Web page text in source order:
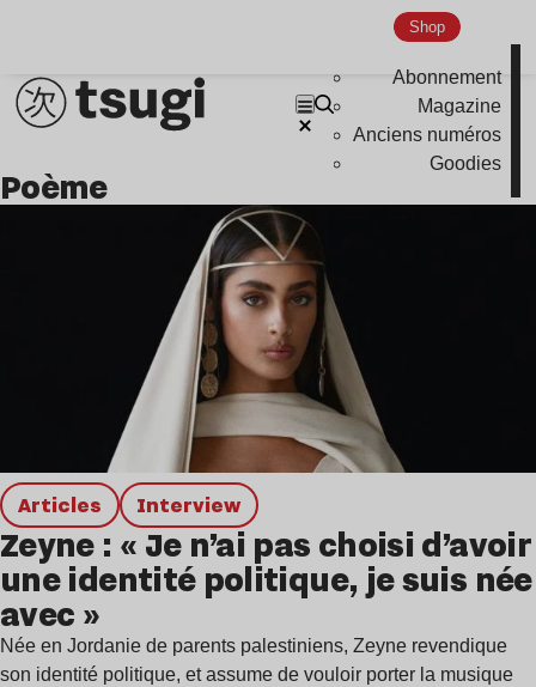
Shop
Abonnement
Magazine
Anciens numéros
Goodies
poème
Articles interview
Zeyne : « Je n’ai pas choisi d’avoir
une identité politique, je suis née
avec »
Née en Jordanie de parents palestiniens, Zeyne revendique
son identité politique, et assume de vouloir porter la musique